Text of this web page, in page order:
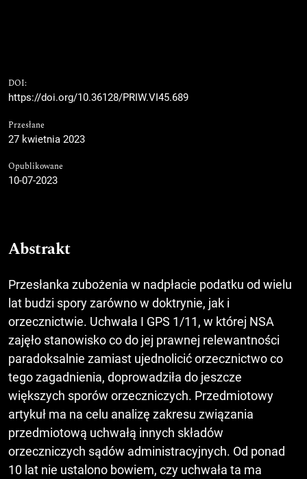
DOI:
https://doi.org/10.36128/PRIW.VI45.689
Przesłane
27 kwietnia 2023
Opublikowane
10-07-2023
Abstrakt
Przesłanka zubożenia w nadpłacie podatku od wielu
lat budzi spory zarówno w doktrynie, jak i
orzecznictwie. Uchwała I GPS 1/11, w której NSA
zajęło stanowisko co do jej prawnej relewantności
paradoksalnie zamiast ujednolicić orzecznictwo co
tego zagadnienia, doprowadziła do jeszcze
większych sporów orzeczniczych. Przedmiotowy
artykuł ma na celu analizę zakresu związania
przedmiotową uchwałą innych składów
orzeczniczych sądów administracyjnych. Od ponad
10 lat nie ustalono bowiem, czy uchwała ta ma